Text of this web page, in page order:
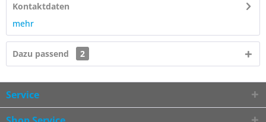
Kontaktdaten
mehr
Dazu passend 2
Service